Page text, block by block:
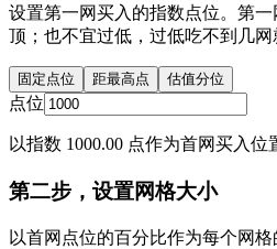
设置第一网买入的指数点位。第
顶；也不宜过低，过低吃不到几网
固定点位 距最高点 估值分位
点位
以指数 1000.00 点作为首网买入位
第二步，设置网格大小
以首网点位的百分比作为每个网